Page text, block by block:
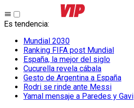
Es tendencia:
Mundial 2030
Ranking FIFA post Mundial
España, la mejor del siglo
Cucurella revela cábala
Gesto de Argentina a España
Rodri se rinde ante Messi
Yamal mensaje a Paredes y Gavi